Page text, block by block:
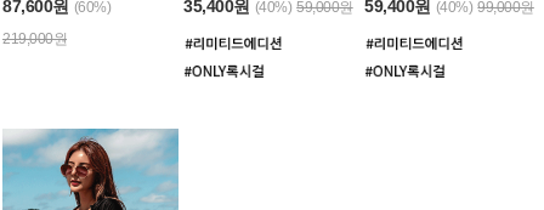
87,600원 (60%)
219,000원
35,400원 (40%) 59,000원 59,400원 (40%) 99,000원